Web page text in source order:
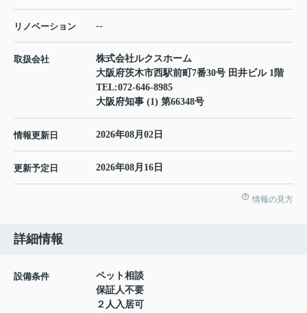
リノベーション --
取扱会社
株式会社ルクスホーム
大阪府茨木市西駅前町7番30号 田井ビル 1階
TEL:072-646-8985
大阪府知事 (1) 第66348号
情報更新日 2026年08月02日
更新予定日 2026年08月16日
情報の見方
詳細情報
設備条件
ペット相談
保証人不要
２人入居可